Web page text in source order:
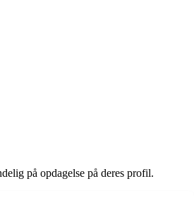
på opdagelse på deres profil.